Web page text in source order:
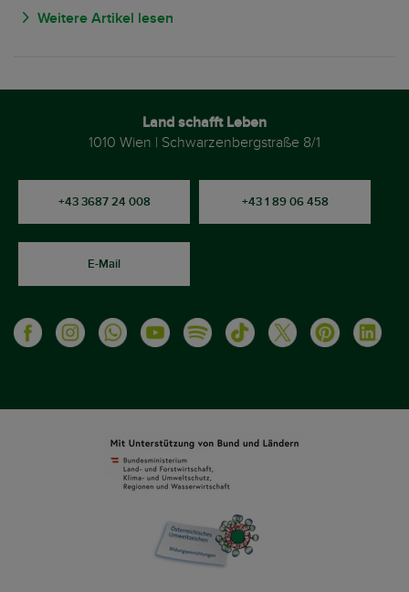
Weitere Artikel lesen
Land schafft Leben
1010 Wien | Schwarzenbergstraße 8/1
+43 3687 24 008 +43 1 89 06 458
E-Mail